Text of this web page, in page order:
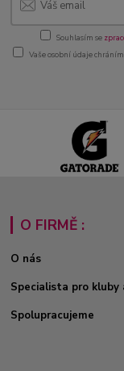
Souhlasím se
Vaše osobní údaje
O FIRMĚ :
O nás
Specialista pro kluby
Spolupracujeme